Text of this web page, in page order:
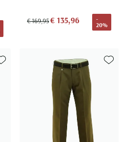
€ 169,95€ 135,96
-
20%
Toevoegen aan favorieten